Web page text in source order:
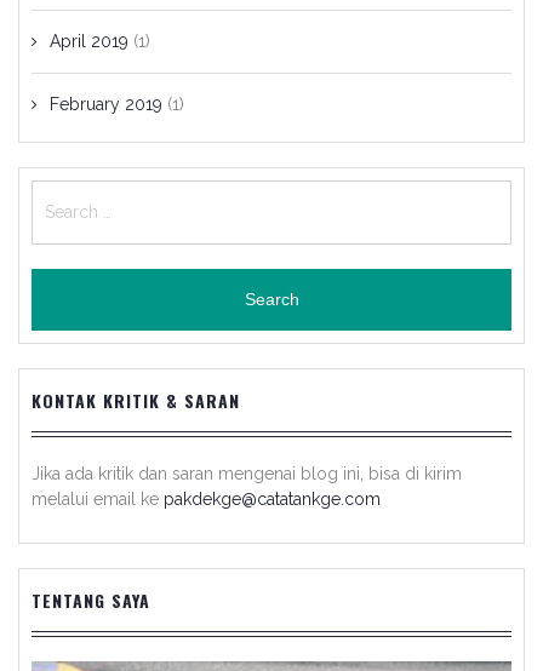
April 2019 (1)
February 2019 (1)
for:
KONTAK KRITIK & SARAN
Jika ada kritik dan saran mengenai blog ini, bisa di kirim
melalui email ke pakdekge@catatankge.com
TENTANG SAYA